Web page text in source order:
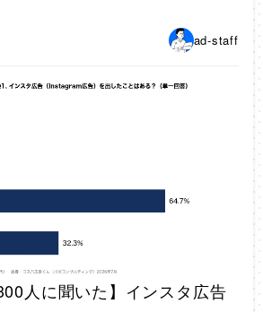
ad-staff
人に聞いた】インスタ広告